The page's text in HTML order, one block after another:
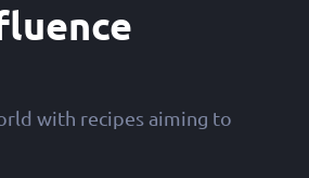
with recipes aiming to